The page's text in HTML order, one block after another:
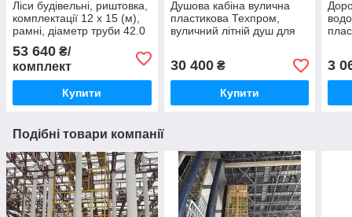
Ліси будівельні, риштовка,
комплектації 12 х 15 (м),
рамні, діаметр труби 42.0
(мм)
53 640 ₴/
комплект
Купити
Душова кабіна вулична
пластикова Техпром,
вуличний літній душ для
30 400₴
Купити
3
Подібні товари компанії